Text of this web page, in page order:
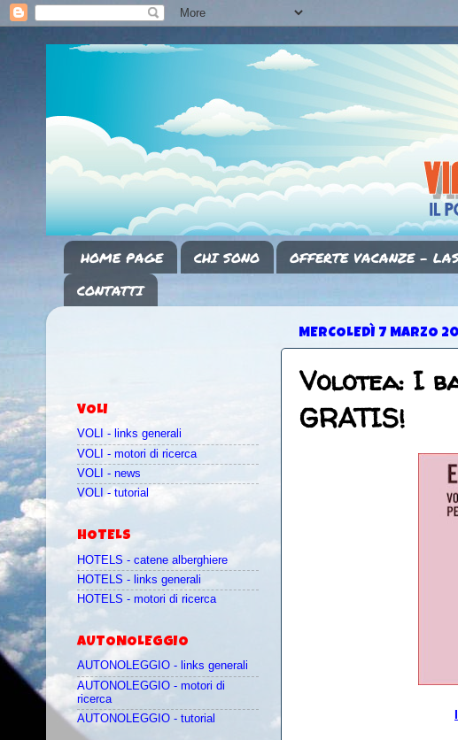
HOME PAGE CHI SONO OFFERTE VACANZE -
CONTATTI
MERCOLEDÌ 7 MARZO
Volotea: I
GRATIS!
VOLI
VOLI - links generali
VOLI - motori di ricerca
VOLI - news
VOLI - tutorial
HOTELS
HOTELS - catene alberghiere
HOTELS - links generali
HOTELS - motori di ricerca
AUTONOLEGGIO
AUTONOLEGGIO - links generali
AUTONOLEGGIO - motori di
ricerca
AUTONOLEGGIO - tutorial